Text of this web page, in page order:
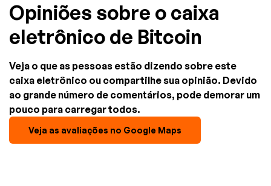
Opiniões sobre o caixa
eletrônico de Bitcoin
Veja o que as pessoas estão dizendo sobre este
caixa eletrônico ou compartilhe sua opinião. Devido
ao grande número de comentários, pode demorar um
pouco para carregar todos.
Veja as avaliações no Google Maps